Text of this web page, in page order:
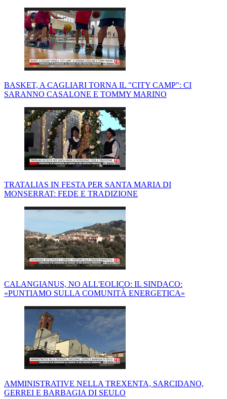
BASKET, A CAGLIARI TORNA IL "CITY CAMP": CI
SARANNO CASALONE E TOMMY MARINO
TRATALIAS IN FESTA PER SANTA MARIA DI
MONSERRAT: FEDE E TRADIZIONE
CALANGIANUS, NO ALL'EOLICO: IL SINDACO:
«PUNTIAMO SULLA COMUNITÀ ENERGETICA»
AMMINISTRATIVE NELLA TREXENTA, SARCIDANO,
GERREI E BARBAGIA DI SEULO